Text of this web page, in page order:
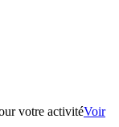
votre activitéVoir